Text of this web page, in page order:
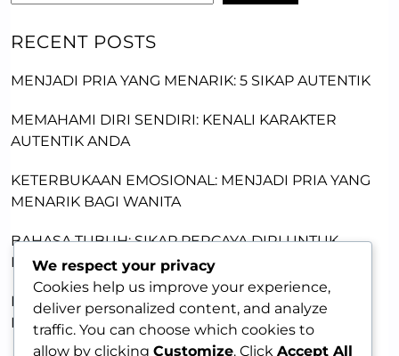
RECENT POSTS
MENJADI PRIA YANG MENARIK: 5 SIKAP AUTENTIK
MEMAHAMI DIRI SENDIRI: KENALI KARAKTER
AUTENTIK ANDA
KETERBUKAAN EMOSIONAL: MENJADI PRIA YANG
MENARIK BAGI WANITA
BAHASA TUBUH: SIKAP PERCAYA DIRI UNTUK
MENARIK WANITA
PRIA OTENTIK: MEMBANGUN KETULUSAN UNTUK
MENARIK WANITA
We respect your privacy
Cookies help us improve your experience,
deliver personalized content, and analyze
traffic. You can choose which cookies to
allow by clicking Customize. Click Accept All